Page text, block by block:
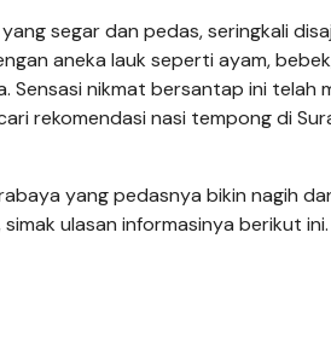
segar dan pedas, seringkali
aneka lauk seperti ayam,
Sensasi nikmat bersantap ini telah
rekomendasi nasi tempong di
yang pedasnya bikin nagih
ulasan informasinya berikut ini.